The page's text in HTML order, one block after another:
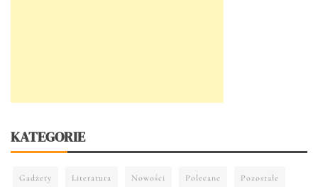
KATEGORIE
Gadżety Literatura Nowości Polecane Pozostałe